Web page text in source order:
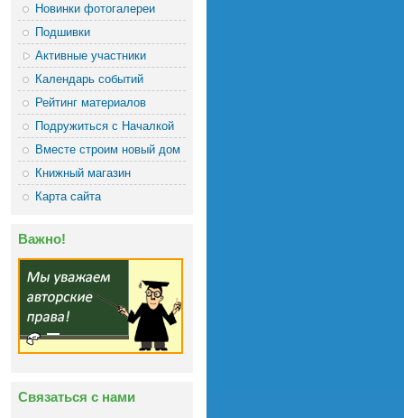
Новинки фотогалереи
Подшивки
Активные участники
Календарь событий
Рейтинг материалов
Подружиться с Началкой
Вместе строим новый дом
Книжный магазин
Карта сайта
Важно!
Связаться с нами